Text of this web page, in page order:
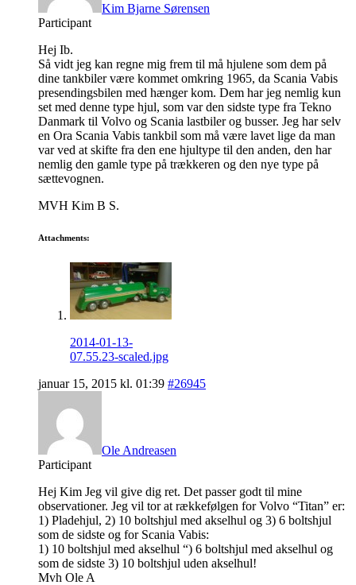
Kim Bjarne Sørensen
Participant
Hej Ib.
Så vidt jeg kan regne mig frem til må hjulene som dem på
dine tankbiler være kommet omkring 1965, da Scania Vabis
presendingsbilen med hænger kom. Dem har jeg nemlig kun
set med denne type hjul, som var den sidste type fra Tekno
Danmark til Volvo og Scania lastbiler og busser. Jeg har selv
en Ora Scania Vabis tankbil som må være lavet lige da man
var ved at skifte fra den ene hjultype til den anden, den har
nemlig den gamle type på trækkeren og den nye type på
sættevognen.
MVH Kim B S.
Attachments:
2014-01-13-
07.55.23-scaled.jpg
januar 15, 2015 kl. 01:39 #26945
Ole Andreasen
Participant
Hej Kim Jeg vil give dig ret. Det passer godt til mine
observationer. Jeg vil tor at rækkefølgen for Volvo “Titan” er:
1) Pladehjul, 2) 10 boltshjul med akselhul og 3) 6 boltshjul
som de sidste og for Scania Vabis:
1) 10 boltshjul med akselhul “) 6 boltshjul med akselhul og
som de sidste 3) 10 boltshjul uden akselhul!
Mvh Ole A